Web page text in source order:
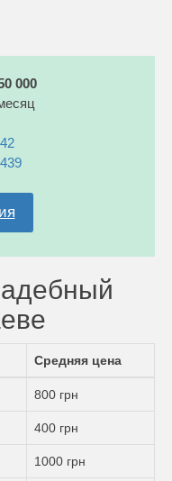
000
Средняя цена
800 грн
400 грн
1000 грн